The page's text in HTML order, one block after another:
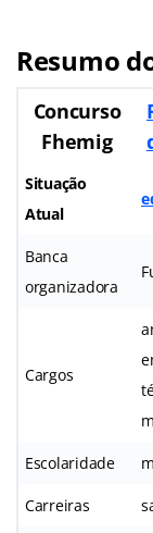
Resumo
Concurso
Fhemig
Situação
Atual
Banca
organizadora
Cargos
Escolaridade
Carreiras